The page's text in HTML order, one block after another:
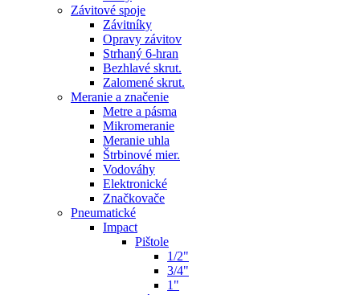
Závitové spoje
Závitníky
Opravy závitov
Strhaný 6-hran
Bezhlavé skrut.
Zalomené skrut.
Meranie a značenie
Metre a pásma
Mikromeranie
Meranie uhla
Štrbinové mier.
Vodováhy
Elektronické
Značkovače
Pneumatické
Impact
Pištole
1/2"
3/4"
1"